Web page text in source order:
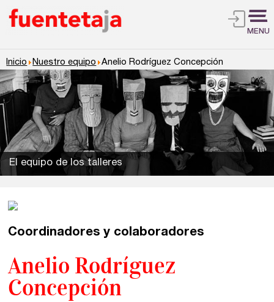
MENU
Madrid
Barcelona
Presenciales en Madrid
En directo a través de Zoom
Talleres de escritura
Talleres presenciales ≻
Inicio Nuestro equipo Anelio Rodríguez Concepción
El equipo de los talleres
Coordinadores y colaboradores
Anelio Rodríguez
Concepción